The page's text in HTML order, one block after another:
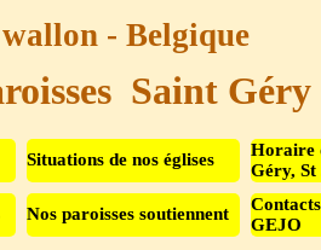
- Belgique
Saint
Sauter le menu
Situations de nos églises
Horaire
Géry, St
Nos paroisses soutiennent ▼
GEJO